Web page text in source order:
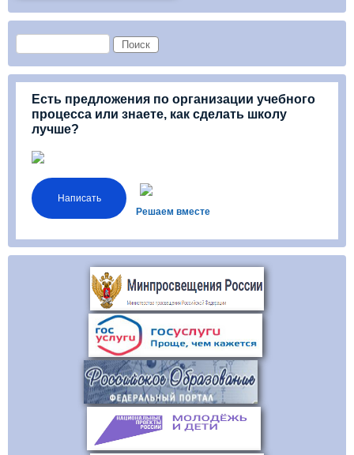
Форма поиска
Поиск
Есть предложения по организации учебного
процесса или знаете, как сделать школу
лучше?
Написать
Решаем вместе